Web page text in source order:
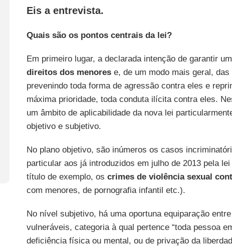
Eis a entrevista.
Quais são os pontos centrais da lei?
Em primeiro lugar, a declarada intenção de garantir
direitos dos menorese, de um modo mais geral,
prevenindo toda forma de agressão contra eles e
máxima prioridade, toda conduta ilícita contra eles.
um âmbito de aplicabilidade da nova lei
objetivo e subjetivo.
No plano objetivo, são inúmeros os casos
particular aos já introduzidos em julho de 2013 pela
título de exemplo, os crimes de violência sexual
com menores, de pornografia infantil etc.).
No nível subjetivo, há uma oportuna equiparação
vulneráveis, categoria à qual pertence “toda pessoa
deficiência física ou mental, ou de privação da